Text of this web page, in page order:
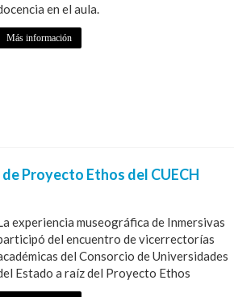
en el aula.
Más información
Proyecto Ethos del CUECH
experiencia museográfica de Inmersivas
del encuentro de vicerrectorías
del Consorcio de Universidades
Estado a raíz del Proyecto Ethos